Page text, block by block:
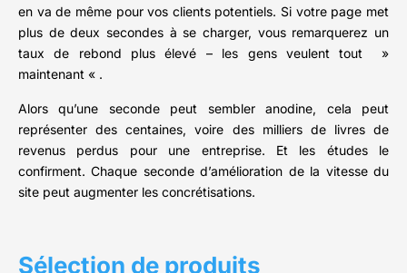
en va de même pour vos clients potentiels. Si votre page met
plus de deux secondes à se charger, vous remarquerez un
taux de rebond plus élevé – les gens veulent tout »
maintenant « .
Alors qu’une seconde peut sembler anodine, cela peut
représenter des centaines, voire des milliers de livres de
revenus perdus pour une entreprise. Et les études le
confirment. Chaque seconde d’amélioration de la vitesse du
site peut augmenter les concrétisations.
Sélection de produits